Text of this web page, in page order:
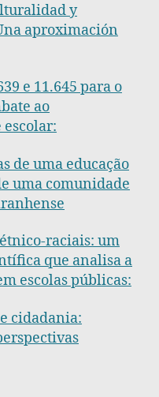
y
aproximación
e 11.645 para o
ao
de uma educação
uma comunidade
raciais: um
que analisa a
escolas públicas:
cidadania: